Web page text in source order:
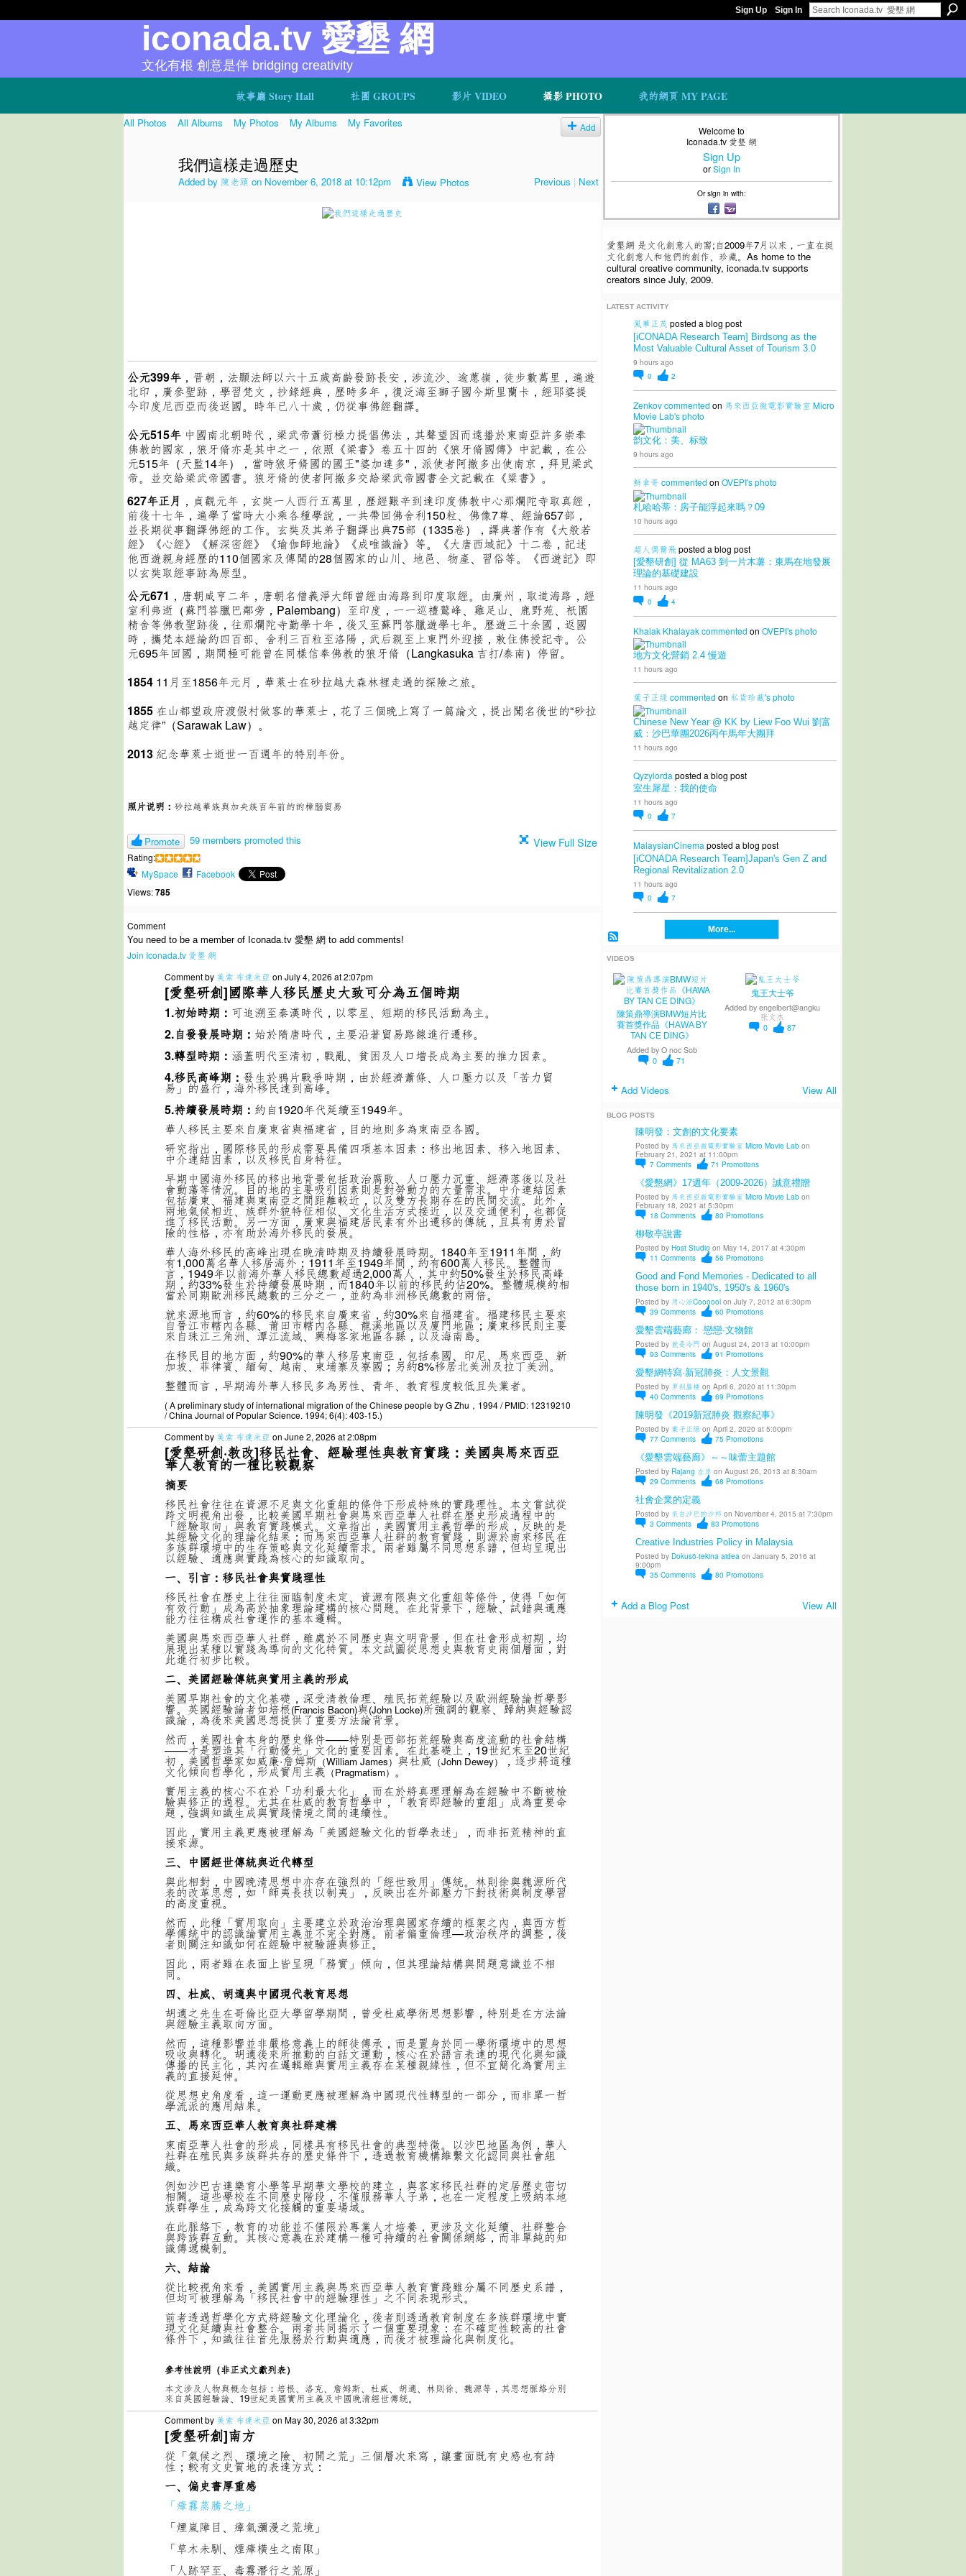
Sign Up Sign In
故事廳 Story Hall 社團 GROUPS 影片 VIDEO 攝影 PHOTO 我的網頁 MY PAGE
iconada.tv 愛墾 網
文化有根 創意是伴 bridging creativity
All Photos All Albums My Photos My Albums My Favorites Add
我們這樣走過歷史
Added by 陳老頭 on November 6, 2018 at 10:12pm View Photos Previous | Next
公元399年 ，晋朝，法顯法師以六十五歲高齡發跡長安，涉流沙、逾蔥嶺，徒步數萬里，遍遊
北印，廣參聖跡，學習梵文，抄錄經典，歷時多年，復泛海至獅子國今斯里蘭卡，經耶婆提
今印度尼西亞而後返國。時年已八十歲，仍從事佛經翻譯。
公元515年 中國南北朝時代，梁武帝蕭衍極力提倡佛法，其聲望因而遠播於東南亞許多崇奉
佛教的國家，狼牙脩亦是其中之一，依照《梁書》卷五十四的《狼牙脩國傳》中記載，在公
元515年（天監14年），當時狼牙脩國的國王"婆加達多"，派使者阿撤多出使南京，拜見梁武
帝。並交給梁武帝國書。狼牙脩的使者阿撤多交給梁武帝國書全文記載在《粱書》。
627年正月 ，貞觀元年，玄奘一人西行五萬里，歷經艱辛到達印度佛教中心那爛陀寺取真經，
前後十七年，遍學了當時大小乘各種學說，一共帶回佛舍利150粒、佛像7尊、經論657部，
並長期從事翻譯佛經的工作。玄奘及其弟子翻譯出典75部（1335卷），譯典著作有《大般若
經》《心經》《解深密經》《瑜伽師地論》《成唯識論》等。《大唐西域記》十二卷，記述
他西遊親身經歷的110個國家及傳聞的28個國家的山川、地邑、物產、習俗等。《西遊記》即
以玄奘取經事跡為原型。
公元671 ，唐朝咸亨二年， 唐朝名僧義淨大師曾經由海路到印度取經。
由廣州，取道海路，經
室利弗逝（蘇門答臘巴鄰旁，Palembang）至印度，一一巡禮鷲峰、雞足山、鹿野苑、祇園
精舍等佛教聖跡後，往那爛陀寺勤學十年，後又至蘇門答臘遊學七年。歷遊三十余國，返國
時，攜梵本經論約四百部、舍利三百粒至洛陽，武后親至上東門外迎接，敕住佛授記寺。 公
元695年回國，期間極可能曾在同樣信奉佛教的狼牙脩（Langkasuka 吉打/泰南）停留。
1854 11月至1856年元月，華萊士在砂拉越大森林裡走過的探險之旅。
1855 在山都望政府渡假村做客的華萊士，花了三個晚上寫了一篇論文，提出聞名後世的“砂拉
越定律”（Sarawak Law）。
2013 紀念華萊士逝世一百週年的特別年份。
照片说明： 砂拉越華族與加央族百年前的的樟腦貿易
Promote 59 members promoted this
Rating:
MySpace
Facebook
Views:785
View Full Size
Comment
You need to be a member of Iconada.tv 愛墾 網 to add comments!
Join Iconada.tv 愛墾 網
Comment by 美索 布達米亞 on July 4, 2026 at 2:07pm
[愛墾研創]國際華人移民歷史大致可分為五個時期
1.初始時期： 可追溯至秦漢時代，以零星、短期的移民活動為主。
2.自發發展時期： 始於隋唐時代，主要沿著貿易路線進行遷移。
3.轉型時期： 涵蓋明代至清初，戰亂、貧困及人口增長成為主要的推力因素。
4.移民高峰期： 發生於鴉片戰爭時期，由於經濟蕭條、人口壓力以及「苦力貿
易」的盛行，海外移民達到高峰。
5.持續發展時期： 約自1920年代延續至1949年。
華人移民主要來自廣東省與福建省，目的地則多為東南亞各國。
研究指出，國際移民的形成需要具備四項基本因素：移出地因素、移入地因素、
中介連結因素，以及移民自身特征。
早期中國海外移民的移出地背景包括政治腐敗、人口壓力沉重、經濟落後以及社
會動蕩等情況。目的地的主要吸引因素則是對勞動力的大量需求。中介連結因素
包括廣東、福建與東南亞之間距離較近，以及雙方長期存在的民間交流。此外，
兩地氣候相近、族群外貌特征相似、文化生活方式接近，以及交通便利，也都促
進了移民活動。另一方面，廣東與福建居民素有外出遷移的傳統，且具有勇於冒
險的性格，亦有助於海外移民的發展。
華人海外移民的高峰出現在晚清時期及持續發展時期。1840年至1911年間，約
有1,000萬名華人移居海外；1911年至1949年間，約有600萬人移民。整體而
言，1949年以前海外華人移民總數超過2,000萬人，其中約50%發生於移民高峰
期，約33%發生於持續發展時期，而1840年以前的移民約佔20%。整體規模約相
當於同期歐洲移民總數的三分之一，並約為非洲移民總數的兩倍。
就來源地而言，約60%的移民來自廣東省，約30%來自福建省。福建移民主要來
自晉江市轄內各縣、莆田市轄內各縣、龍溪地區以及廈門地區；廣東移民則主要
來自珠江三角洲、潭江流域、興梅客家地區各縣，以及海南島。
在移民目的地方面，約90%的華人移居東南亞，包括泰國、印尼、馬來西亞、新
加坡、菲律賓、緬甸、越南、柬埔寨及寮國；另約8%移居北美洲及拉丁美洲。
整體而言，早期海外華人移民多為男性、青年、教育程度較低且失業者。
( A preliminary study of international migration of the Chinese people by G Zhu，1994 / PMID: 12319210
/ China Journal of Popular Science. 1994; 6(4): 403-15.)
Comment by 美索 布達米亞 on June 2, 2026 at 2:08pm
[愛墾研創·教改]移民社會、經驗理性與教育實踐：美國與馬來西亞
華人教育的一種比較觀察
摘要
移民社會往往在資源不足與文化重組的條件下形成特殊的實踐理性。本文嘗試從
跨文明視角出發，比較美國早期社會與馬來西亞華人社群在歷史形成過程中的
「經驗取向」與教育實踐模式。文章指出，美國實用主義哲學的形成，反映的是
其經驗文化的理論化結果；而馬來西亞華人社群的教育實踐，則源於南來移民在
多族群環境中的生存策略與文化延續需求。兩者雖屬不同思想系譜，但均呈現出
以經驗、適應與實踐為核心的知識取向。
一、引言：移民社會與實踐理性
移民社會在歷史上往往面臨制度未定、資源有限與文化重組等條件，使得「如何
有效行動」成為高於抽象理論建構的核心問題。在此背景下，經驗、試錯與適應
能力往往構成社會運作的基本邏輯。
美國與馬來西亞華人社群，雖處於不同歷史與文明背景，但在社會形成初期，均
展現出某種以實踐為導向的文化特質。本文試圖從思想史與教育史兩個層面，對
此進行初步比較。
二、美國經驗傳統與實用主義的形成
美國早期社會的文化基礎，深受清教倫理、殖民拓荒經驗以及歐洲經驗論哲學影
響。英國經驗論者如培根(Francis Bacon)與(John Locke)所強調的觀察、歸納與經驗認
識論，為後來美國思想提供了重要方法論背景。
然而，美國社會本身的歷史條件——特別是西部拓荒經驗與高度流動的社會結構
——才是塑造其「行動優先」文化的重要因素。在此基礎上，19世紀末至20世紀
初，美國哲學家如威廉·詹姆斯 （William James） 與杜威 （John Dewey） ，逐步將這種
文化傾向哲學化，形成實用主義 （Pragmatism） 。
實用主義的核心不在於「功利最大化」，而在於將真理理解為在經驗中不斷被檢
驗與修正的過程。尤其在杜威的教育哲學中，「教育即經驗的重組」成為重要命
題，強調知識生成與實踐情境之間的連續性。
因此，實用主義更應被理解為「美國經驗文化的哲學表述」，而非拓荒精神的直
接來源。
三、中國經世傳統與近代轉型
與此相對，中國晚清思想中亦存在強烈的「經世致用」傳統。林則徐與魏源所代
表的改革思想，如「師夷長技以制夷」，反映出在外部壓力下對技術與制度學習
的高度重視。
然而，此種「實用取向」主要建立於政治治理與國家存續的框架之內，與西方哲
學傳統中的認識論實用主義並不完全對應。前者偏重倫理—政治秩序的調整，後
者則關注知識如何在經驗中被驗證與修正。
因此，兩者雖在表面上皆呈現「務實」傾向，但其理論結構與問題意識並不相
同。
四、杜威、胡適與中國現代教育思想
胡適之先生在哥倫比亞大學留學期間，曾受杜威學術思想影響，特別是在方法論
與經驗主義取向方面。
然而，這種影響並非嚴格意義上的師徒傳承，而是置身於同一學術環境中的思想
吸收與轉化。胡適後來所推動的白話文運動，核心在於語言表達的現代化與知識
傳播的民主化，其內在邏輯雖與實用主義存在某種親緣性，但不宜簡化為實用主
義的直接延伸。
從思想史角度看，這一運動更應被理解為中國現代性轉型的一部分，而非單一哲
學流派的應用結果。
五、馬來西亞華人教育與社群建構
東南亞華人社會的形成，同樣具有移民社會的典型特徵。以沙巴地區為例，華人
社群在殖民與多族群共存的歷史條件下，透過教育機構維繫文化認同與社會組
織。
例如沙巴古達樂育小學等早期華文學校的建立，與客家移民社群的定居歷史密切
相關。這些學校在不同歷史階段，不僅服務華人子弟，也在一定程度上吸納本地
族群學生，成為跨文化接觸的重要場域。
在此脈絡下，教育的功能並不僅限於專業人才培養，更涉及文化延續、社群整合
與跨族群互動。其核心意義在於建構一種可持續的社會關係網絡，而非單純的知
識傳遞機制。
六、結論
從比較視角來看，美國實用主義與馬來西亞華人教育實踐雖分屬不同歷史系譜，
但均可被理解為「移民社會中的經驗理性」之不同表現形式。
前者透過哲學化方式將經驗文化理論化，後者則透過教育制度在多族群環境中實
現文化延續與社會整合。兩者共同揭示了一個重要現象：在不確定性較高的社會
條件下，知識往往首先服務於行動與適應，而後才被理論化與制度化。
參考性說明（非正式文獻列表）
本文涉及人物與概念包括：培根、洛克、詹姆斯、杜威、胡適、林則徐、魏源等，其思想脈絡分別
來自英國經驗論、19世紀美國實用主義及中國晚清經世傳統。
Comment by 美索 布達米亞 on May 30, 2026 at 3:32pm
[愛墾研創]南方
從「氣候之烈、環境之險、初開之荒」三個層次來寫，讓畫面既有史感也有詩
性；較有文史質地的表達方式：
一、偏史書厚重感
「瘴霧蒸騰之地」
「煙嵐障目、瘴氣瀰漫之荒境」
「草木未馴、煙瘴橫生之南陬」
「人跡罕至、毒霧潛行之荒原」
Welcome to
Iconada.tv 愛墾 網
Sign Up
orSign In
Or sign in with:
愛墾網 是文化創意人的窩;自2009年7月以來，一直在挺
文化創意人和他們的創作、珍藏。As home to the
cultural creative community, iconada.tv supports
creators since July, 2009.
LATEST ACTIVITY
風華正茂 posted a blog post
[iCONADA Research Team] Birdsong as the
Most Valuable Cultural Asset of Tourism 3.0
9 hours ago
0
2
Zenkovcommented on 馬來西亞微電影實驗室 Micro
Movie Lab'sphoto
韵文化：美、标致
9 hours ago
鮮拿哥 commented on OVEPI'sphoto
札哈哈蒂：房子能浮起來嗎？09
10 hours ago
超人偶爾飛 posted a blog post
[愛墾研創] 從 MA63 到一片木薯：東馬在地發展
理論的基礎建設
11 hours ago
0
4
Khalak Khalayakcommented on OVEPI'sphoto
地方文化營銷 2.4 慢遊
11 hours ago
葉子正绿 commented on 私貨珍藏'sphoto
Chinese New Year @ KK by Liew Foo Wui 劉富
威：沙巴華團2026丙午馬年大團拜
11 hours ago
Qyzylorda posted a blog post
室生犀星：我的使命
11 hours ago
0
7
MalaysianCinema posted a blog post
[iCONADA Research Team]Japan's Gen Z and
Regional Revitalization 2.0
11 hours ago
0
7
More...
VIDEOS
陳策鼎導演BMW短片比
賽首獎作品《HAWA BY
TAN CE DING》
Added by O noc Sob
0
71
鬼王大士爷
Added byengelbert@angku
张文杰
0
87
Add Videos View All
BLOG POSTS
陳明發：文創的文化要素
Posted by 馬來西亞微電影實驗室 Micro Movie Labon
February 21, 2021 at 11:00pm
7 Comments 71 Promotions
《愛懇網》17週年（2009-2026）誠意禮贈
Posted by 馬來西亞微電影實驗室 Micro Movie Labon
February 18, 2021 at 5:30pm
18 Comments 80 Promotions
柳敬亭說書
Posted by Host Studioon May 14, 2017 at 4:30pm
11 Comments 56 Promotions
Good and Fond Memories - Dedicated to all
those born in 1940's, 1950's & 1960's
Posted by 用心涼Cooooolon July 7, 2012 at 6:30pm
39 Comments 60 Promotions
愛墾雲端藝廊： 戀戀·文物館
Posted by 就是冷門 on August 24, 2013 at 10:00pm
93 Comments 91 Promotions
愛墾網特寫·新冠肺炎：人文景觀
Posted by 罗刹蜃楼 on April 6, 2020 at 11:30pm
40 Comments 69 Promotions
陳明發《2019新冠肺炎 觀察紀事》
Posted by 葉子正绿 on April 2, 2020 at 5:00pm
77 Comments 75 Promotions
《愛墾雲端藝廊》～～味蕾主題館
Posted by Rajang 左岸 on August 26, 2013 at 8:30am
29 Comments 68 Promotions
社會企業的定義
Posted by 來自沙巴的沙邦 on November 4, 2015 at 7:30pm
3 Comments 83 Promotions
Creative Industries Policy in Malaysia
Posted by Dokusō-tekina aidea on January 5, 2016 at
9:00pm
35 Comments 80 Promotions
Add a Blog Post View All